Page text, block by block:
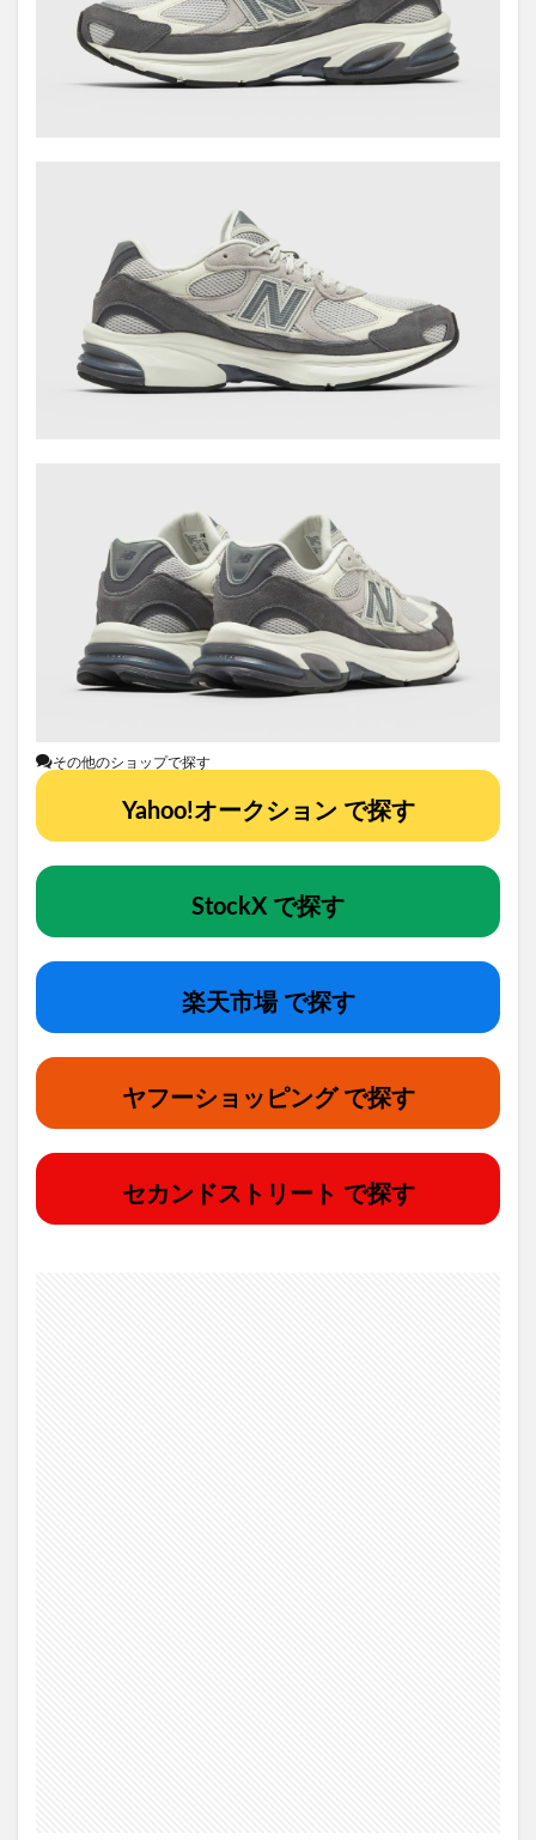
その他のショップで探す
Yahoo!オークション で探す
StockX で探す
楽天市場 で探す
ヤフーショッピング で探す
セカンドストリート で探す